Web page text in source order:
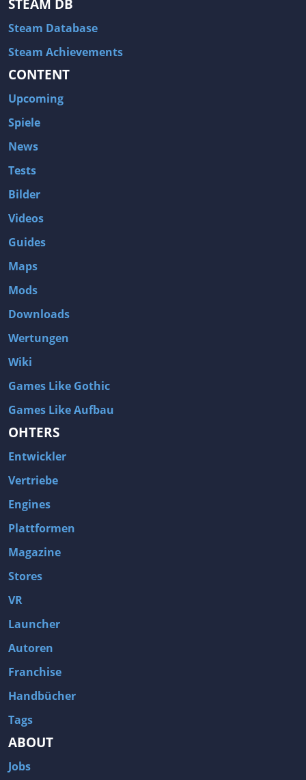
Steam Database
Steam Achievements
CONTENT
Upcoming
Spiele
News
Tests
Bilder
Videos
Guides
Maps
Mods
Downloads
Wertungen
Wiki
Games Like Gothic
Games Like Aufbau
OHTERS
Entwickler
Vertriebe
Engines
Plattformen
Magazine
Stores
VR
Launcher
Autoren
Franchise
Handbücher
Tags
ABOUT
Jobs